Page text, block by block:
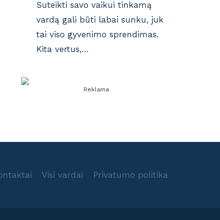
Suteikti savo vaikui tinkamą
vardą gali būti labai sunku, juk
tai viso gyvenimo sprendimas.
Kita vertus,…
Reklama
Visi vardai Privatumo politika